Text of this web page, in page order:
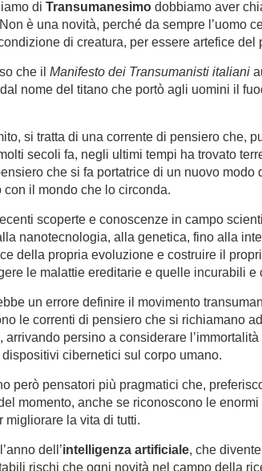
di Transumanesimo dobbiamo aver
è una novità, perché da sempre l’uomo
di creatura, per essere artefice del
che il Manifesto dei Transumanisti italiani
dal nome del titano che portò agli uomini il
si tratta di una corrente di pensiero che,
secoli fa, negli ultimi tempi ha trovato
che si fa portatrice di un nuovo modo
con il mondo che lo circonda.
scoperte e conoscenze in campo
nanotecnologia, alla genetica, fino alla
della propria evoluzione e costruire il
le malattie ereditarie e quelle incurabili e
un errore definire il movimento
le correnti di pensiero che si richiamano
arrivando persino a considerare
dispositivi cibernetici sul corpo umano.
però pensatori più pragmatici che,
momento, anche se riconoscono le
migliorare la vita di tutti.
dell’intelligenza artificiale, che
rischi che ogni novità nel campo della